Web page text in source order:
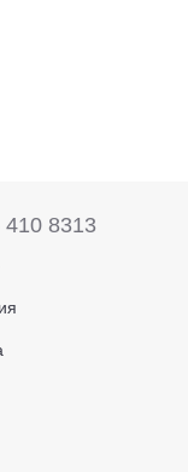
410 8313